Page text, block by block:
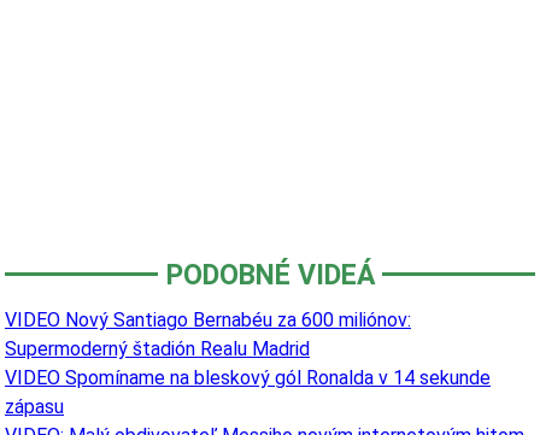
PODOBNÉ VIDEÁ
VIDEO Nový Santiago Bernabéu za 600 miliónov:
Supermoderný štadión Realu Madrid
VIDEO Spomíname na bleskový gól Ronalda v 14 sekunde
zápasu